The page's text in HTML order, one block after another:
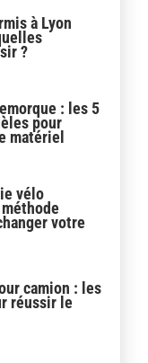
à Lyon
?
: les 5
pour
matériel
vélo
votre
camion : les
réussir le